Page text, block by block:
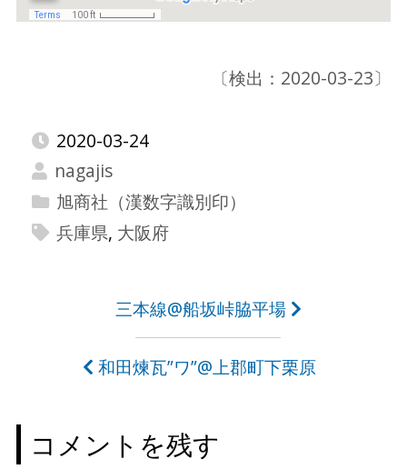
〔検出：2020-03-23〕
2020-03-24
nagajis
旭商社（漢数字識別印）
兵庫県, 大阪府
ビ
ゲ
三本線@船坂峠脇平場
和田煉瓦”ワ”@上郡町下栗原
コメントを残す